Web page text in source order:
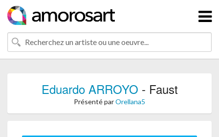
Eduardo ARROYO - Faust
Présenté parOrellana5